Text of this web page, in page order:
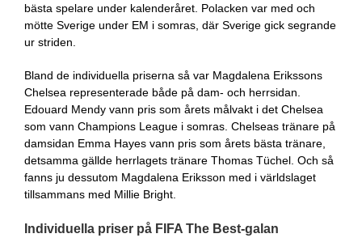
bästa spelare under kalenderåret. Polacken var med och
mötte Sverige under EM i somras, där Sverige gick segrande
ur striden.
Bland de individuella priserna så var Magdalena Erikssons
Chelsea representerade både på dam- och herrsidan.
Edouard Mendy vann pris som årets målvakt i det Chelsea
som vann Champions League i somras. Chelseas tränare på
damsidan Emma Hayes vann pris som årets bästa tränare,
detsamma gällde herrlagets tränare Thomas Tüchel. Och så
fanns ju dessutom Magdalena Eriksson med i världslaget
tillsammans med Millie Bright.
Individuella priser på FIFA The Best-galan